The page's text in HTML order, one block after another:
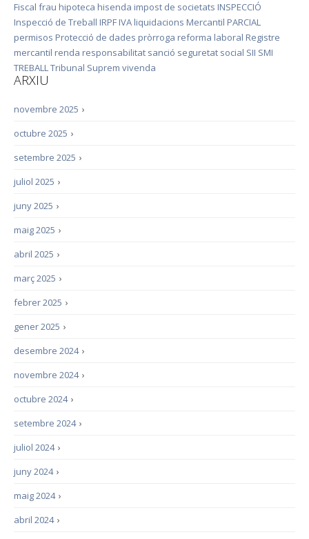
Fiscal frau hipoteca hisenda impost de societats INSPECCIÓ
Inspecció de Treball IRPF IVA liquidacions Mercantil PARCIAL
permisos Protecció de dades pròrroga reforma laboral Registre
mercantil renda responsabilitat sanció seguretat social SII SMI
TREBALLTribunal Suprem vivenda
ARXIU
›
novembre 2025
›
octubre 2025
›
setembre 2025
›
juliol 2025
›
juny 2025
›
maig 2025
›
abril 2025
›
març 2025
›
febrer 2025
›
gener 2025
›
desembre 2024
›
novembre 2024
›
octubre 2024
›
setembre 2024
›
juliol 2024
›
juny 2024
›
maig 2024
›
abril 2024